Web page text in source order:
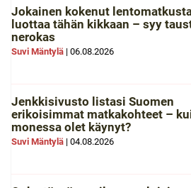
Jokainen kokenut
luottaa tähän kikkaan – syy
nerokas
Suvi Mäntylä | 06.08.2026
Jenkkisivusto listasi Suomen
erikoisimmat matkakohteet –
monessa olet käynyt?
Suvi Mäntylä | 04.08.2026